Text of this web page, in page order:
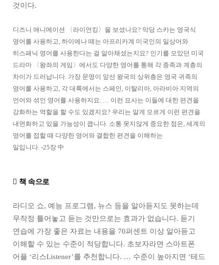
것이다.
디즈니 애니메이션 〈라이언킹〉을 보셨나요? 악당 스카는 영국식
영어를 사용하고, 하이에나 떼는 아프리카계 미국인의 일상어와
히스패닉 영어를 사용한다는 걸 알아채셨는지요? 인기를 모았던 미국
드라마 〈왕좌의 게임〉에서도 다양한 영어를 통해 각 종족과 계층의
차이가 드러납니다. 가장 문명이 앞선 왕국의 상위층은 영국 귀족의
영어를 사용하고, 각 대륙에서는 스페인, 이탈리아, 아라비아 지역의
언어와 섞인 영어를 사용하지요. … 이런 묘사는 이들에 대한 편견을
강화하는 역할을 할 수도 있겠지요? 우리는 알게 모르게 이런 편견을
내면화하고 있을 가능성이 큽니다. 소통 못지않게 중요한 점은, 세계의
영어를 접할 때 다양한 영어와 결합한 편견을 이해하는
일입니다.-25장 中
책 속으로
라디오 쇼, 예능 프로그램, 뉴스 등을 알아듣지도 못하는데
무작정 틀어놓고 듣는 것만으로는 효과가 없습니다. 듣기
연습에 가장 좋은 자료는 내용을 70퍼센트 이상 알아듣고
이해할 수 있는 수준이 적당합니다. 초보자라면 스마트폰
어플 ‘리스Listener’를 추천합니다. … 수준이 높아지면 ‘테드